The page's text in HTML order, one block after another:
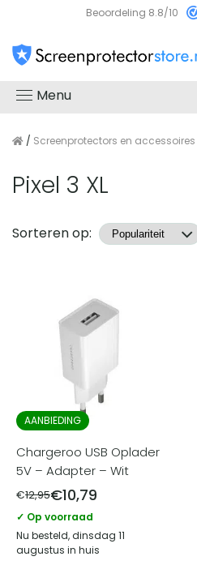
Beoordeling 8.8/10
Menu
/ Screenprotectors en accessoires
Pixel 3 XL
Producten
Sorteren op:
AANBIEDING
Chargeroo USB Oplader
5V – Adapter – Wit
€12,95€10,79
✓ Op voorraad
Nu besteld, dinsdag 11
augustus in huis